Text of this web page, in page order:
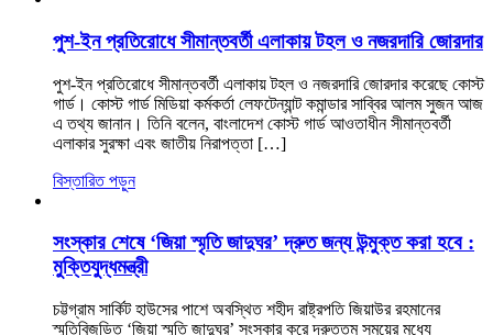
পুশ-ইন প্রতিরোধে সীমান্তবর্তী এলাকায় টহল ও নজরদারি জোরদার
পুশ-ইন প্রতিরোধে সীমান্তবর্তী এলাকায় টহল ও নজরদারি জোরদার করেছে কোস্ট
গার্ড। কোস্ট গার্ড মিডিয়া কর্মকর্তা লেফটেন্যান্ট কমান্ডার সাব্বির আলম সুজন আজ
এ তথ্য জানান। তিনি বলেন, বাংলাদেশ কোস্ট গার্ড আওতাধীন সীমান্তবর্তী
এলাকার সুরক্ষা এবং জাতীয় নিরাপত্তা […]
বিস্তারিত পড়ুন
সংস্কার শেষে ‘জিয়া স্মৃতি জাদুঘর’ দ্রুত জন্য উন্মুক্ত করা হবে :
মুক্তিযুদ্ধমন্ত্রী
চট্টগ্রাম সার্কিট হাউসের পাশে অবস্থিত শহীদ রাষ্ট্রপতি জিয়াউর রহমানের
স্মৃতিবিজড়িত ‘জিয়া স্মৃতি জাদুঘর’ সংস্কার করে দ্রুততম সময়ের মধ্যে